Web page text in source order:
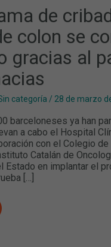
de
colon se
gracias al
categoría / 28 de marzo
barceloneses ya han
a cabo el Hospital
con el Colegio
Catalán de
Estado en implantar el
[…]